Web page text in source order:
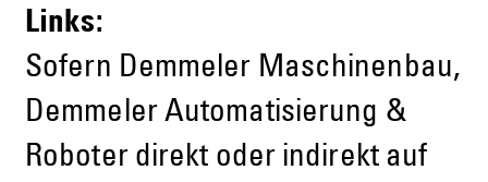
Links:
Sofern Demmeler Maschinenbau,
Demmeler Automatisierung &
Roboter direkt oder indirekt auf